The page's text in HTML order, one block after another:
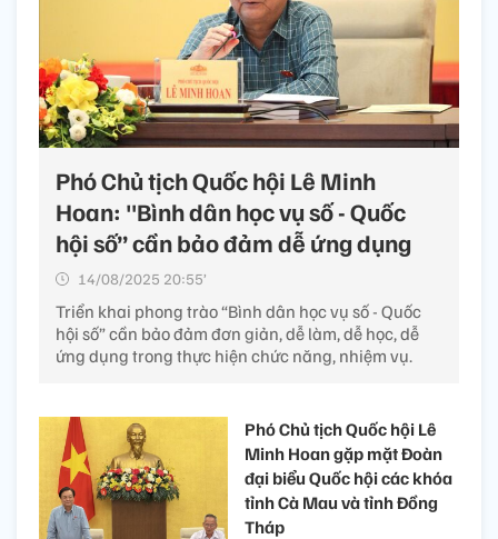
Phó Chủ tịch Quốc hội Lê Minh
Hoan: "Bình dân học vụ số - Quốc
hội số” cần bảo đảm dễ ứng dụng
14/08/2025 20:55’
Triển khai phong trào “Bình dân học vụ số - Quốc
hội số” cần bảo đảm đơn giản, dễ làm, dễ học, dễ
ứng dụng trong thực hiện chức năng, nhiệm vụ.
Phó Chủ tịch Quốc hội Lê
Minh Hoan gặp mặt Đoàn
đại biểu Quốc hội các khóa
tỉnh Cà Mau và tỉnh Đồng
Tháp